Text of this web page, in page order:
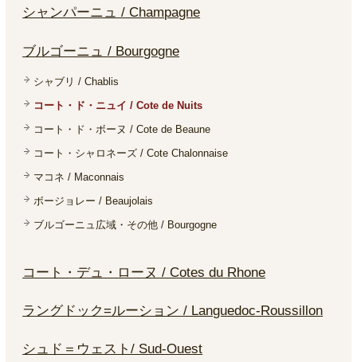
シャンパーニュ / Champagne
ブルゴーニュ / Bourgogne
シャブリ / Chablis
コート・ド・ニュイ / Cote de Nuits
コート・ド・ボーヌ / Cote de Beaune
コート・シャロネーズ / Cote Chalonnaise
マコネ / Maconnais
ボージョレー / Beaujolais
ブルゴーニュ広域・その他 / Bourgogne
コート・デュ・ローヌ / Cotes du Rhone
ラングドック=ルーション / Languedoc-Roussillon
シュド＝ウェスト/ Sud-Ouest